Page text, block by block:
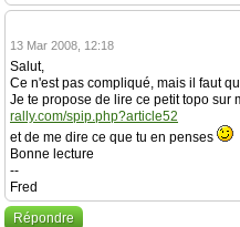
13 Mar 2008, 12:18
Salut,
Ce n'est pas compliqué, mais il faut
Je te propose de lire ce petit topo sur
rally.com/spip.php?article52
et de me dire ce que tu en penses
Bonne lecture
--
Fred
Répondre